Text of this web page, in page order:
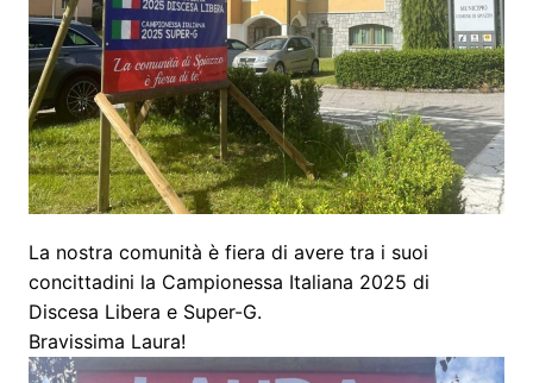
La nostra comunità è fiera di avere tra i suoi
concittadini la Campionessa Italiana 2025 di
Discesa Libera e Super-G.
Bravissima Laura!